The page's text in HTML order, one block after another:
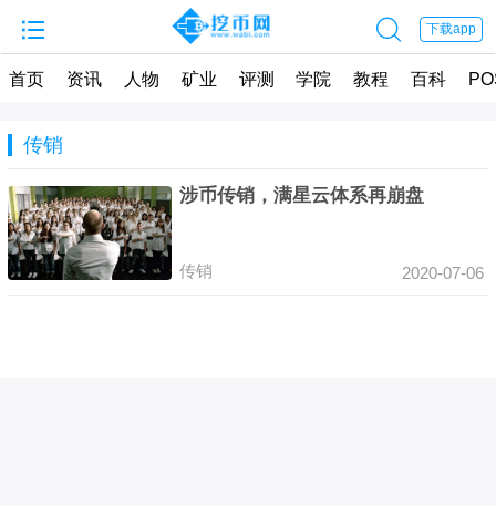
  下载app
首页 资讯 人物 矿业 评测 学院 教程 百科
传销
涉币传销，满星云体系再崩盘
传销 2020-07-06